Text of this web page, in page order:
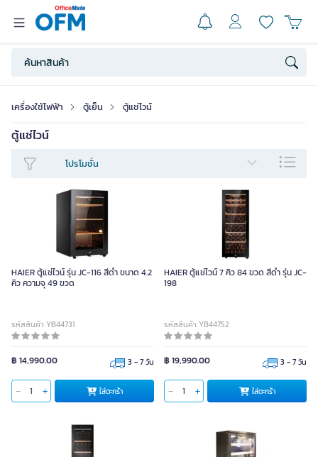
เครื่องใช้ไฟฟ้า ตู้เย็น ตู้แช่ไวน์
ตู้แช่ไวน์
โปรโมชั่น
HAIER ตู้แช่ไวน์ รุ่น JC-116 สีดำ ขนาด 4.2
คิว ความจุ 49 ขวด
รหัสสินค้า YB44731
฿ 14,990.00 3 - 7 วัน
ใส่ตะกร้า
HAIER ตู้แช่ไวน์ 7 คิว 84 ขวด สีดำ รุ่น JC-
198
รหัสสินค้า YB44752
฿ 19,990.00 3 - 7 วัน
ใส่ตะกร้า